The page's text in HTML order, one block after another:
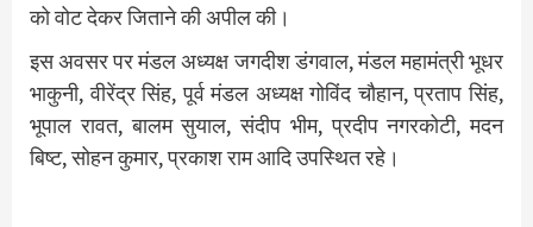
को वोट देकर जिताने की अपील की।
इस अवसर पर मंडल अध्यक्ष जगदीश डंगवाल, मंडल महामंत्री भूधर
भाकुनी, वीरेंद्र सिंह, पूर्व मंडल अध्यक्ष गोविंद चौहान, प्रताप सिंह,
भूपाल रावत, बालम सुयाल, संदीप भीम, प्रदीप नगरकोटी, मदन
बिष्ट, सोहन कुमार, प्रकाश राम आदि उपस्थित रहे।